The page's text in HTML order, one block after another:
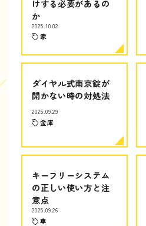
けする必要があるの
か
2025.10.02
家
ダイヤル式南京錠が
開かない時の対処法
2025.09.29
金庫
キーフリーシステム
の正しい使い方と注
意点
2025.09.26
車